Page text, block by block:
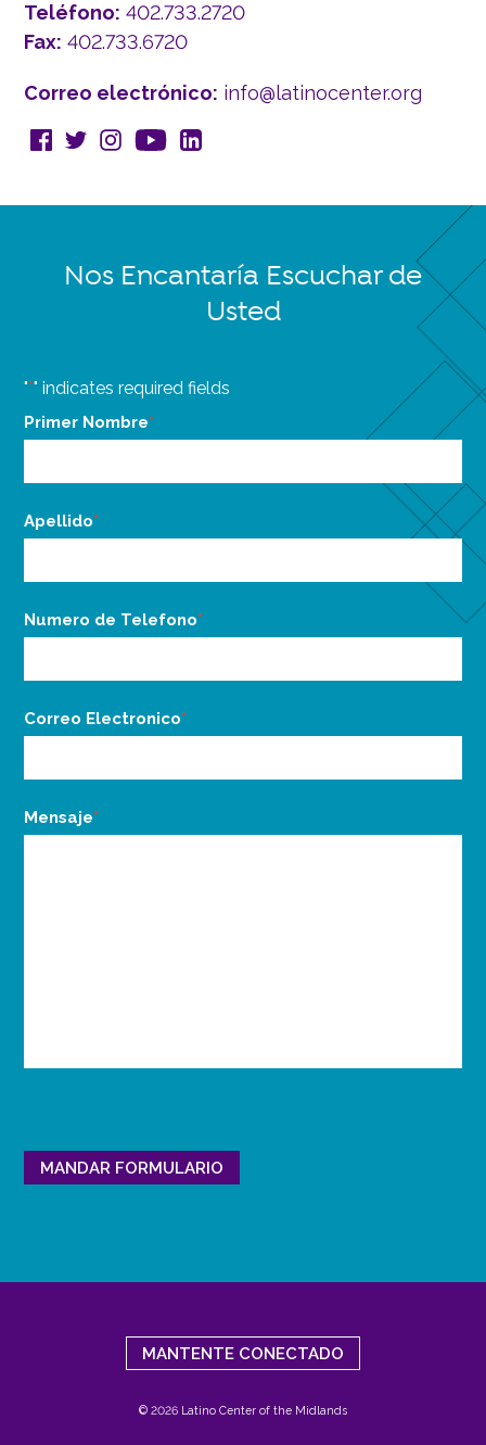
Teléfono: 402.733.2720
Fax: 402.733.6720
Correo electrónico: info@latinocenter.org
Nos Encantaría Escuchar de
Usted
"*" indicates required fields
Primer Nombre*
Apellido*
Numero de Telefono*
Correo Electronico*
Mensaje*
MANTENTE CONECTADO
© 2026 Latino Center of the Midlands